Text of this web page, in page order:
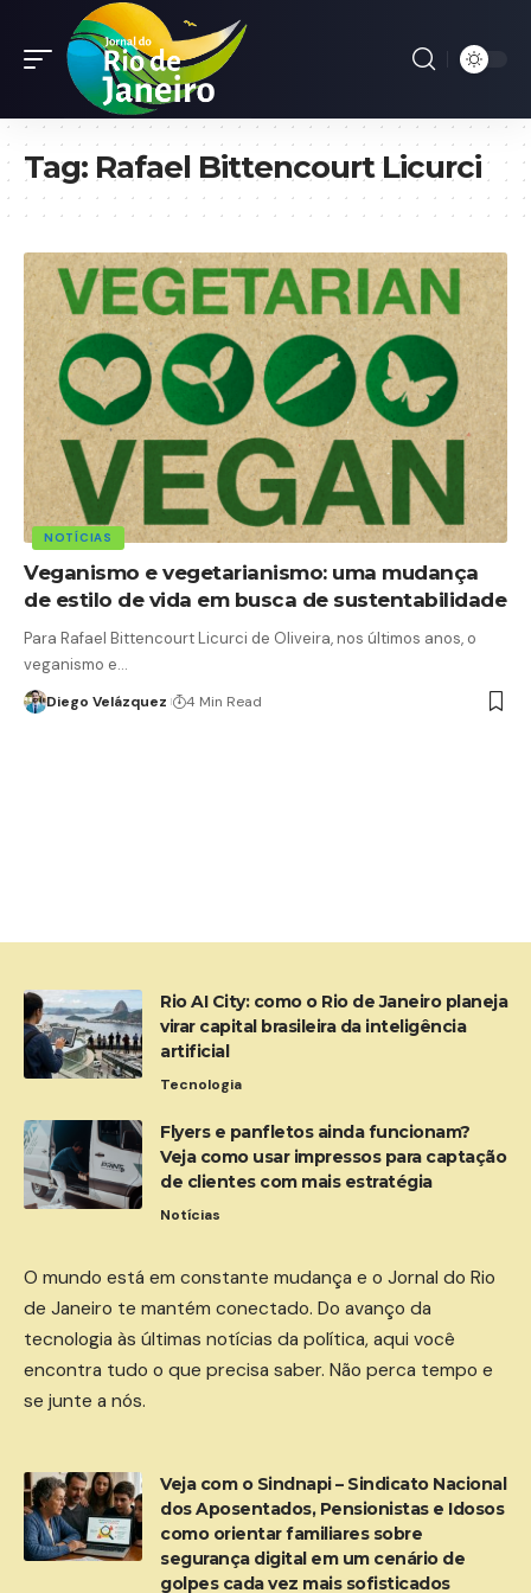
Tag: Rafael Bittencourt Licurci
NOTÍCIAS
Veganismo e vegetarianismo: uma mudança
de estilo de vida em busca de sustentabilidade
Para Rafael Bittencourt Licurci de Oliveira, nos últimos anos, o
veganismo e…
Diego Velázquez 4 Min Read
Rio AI City: como o Rio de Janeiro planeja
virar capital brasileira da inteligência
artificial
Tecnologia
Flyers e panfletos ainda funcionam?
Veja como usar impressos para captação
de clientes com mais estratégia
Notícias
O mundo está em constante mudança e o Jornal do Rio
de Janeiro te mantém conectado. Do avanço da
tecnologia às últimas notícias da política, aqui você
encontra tudo o que precisa saber. Não perca tempo e
se junte a nós.
Veja com o Sindnapi – Sindicato Nacional
dos Aposentados, Pensionistas e Idosos
como orientar familiares sobre
segurança digital em um cenário de
golpes cada vez mais sofisticados